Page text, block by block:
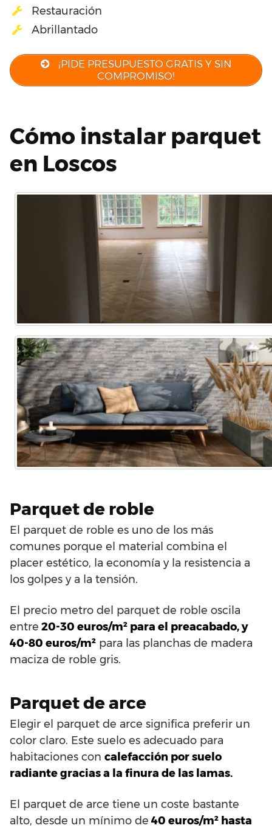
Restauración
Abrillantado
¡PIDE PRESUPUESTO GRATIS Y SIN
COMPROMISO!
Cómo instalar parquet
en Loscos
Parquet de roble
El parquet de roble es uno de los más
comunes porque el material combina el
placer estético, la economía y la resistencia a
los golpes y a la tensión.
El precio metro del parquet de roble oscila
entre 20-30 euros/m² para el preacabado, y
40-80 euros/m² para las planchas de madera
maciza de roble gris.
Parquet de arce
Elegir el parquet de arce significa preferir un
color claro. Este suelo es adecuado para
habitaciones con calefacción por suelo
radiante gracias a la finura de las lamas.
El parquet de arce tiene un coste bastante
alto, desde un mínimo de 40 euros/m² hasta